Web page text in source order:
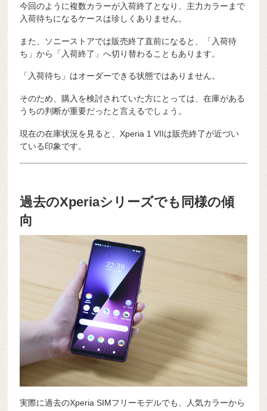
今回のように複数カラーが入荷終了となり、主力カラーまで
入荷待ちになるケースは珍しくありません。
また、ソニーストアでは販売終了直前になると、「入荷待
ち」から「入荷終了」へ切り替わることもあります。
「入荷待ち」はオーダーできる状態ではありません。
そのため、購入を検討されていた方にとっては、在庫がある
うちの判断が重要だったと言えるでしょう。
現在の在庫状況を見ると、Xperia 1 VIIは販売終了が近づい
ている印象です。
過去のXperiaシリーズでも同様の傾
向
実際に過去のXperia SIMフリーモデルでも、人気カラーから